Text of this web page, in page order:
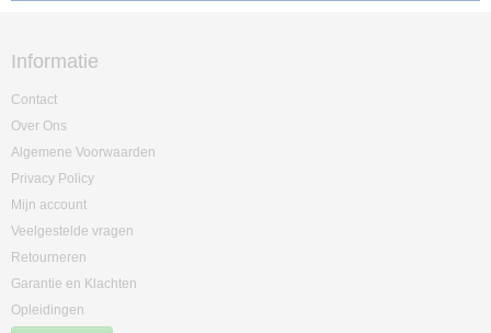
Informatie
Contact
Over Ons
Algemene Voorwaarden
Privacy Policy
Mijn account
Veelgestelde vragen
Retourneren
Garantie en Klachten
Opleidingen